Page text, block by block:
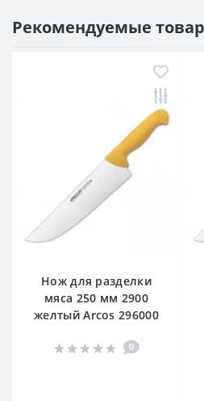
Рекомендуемые
Нож для разделки
мяса 250 мм 2900
желтый Arcos 296000
0